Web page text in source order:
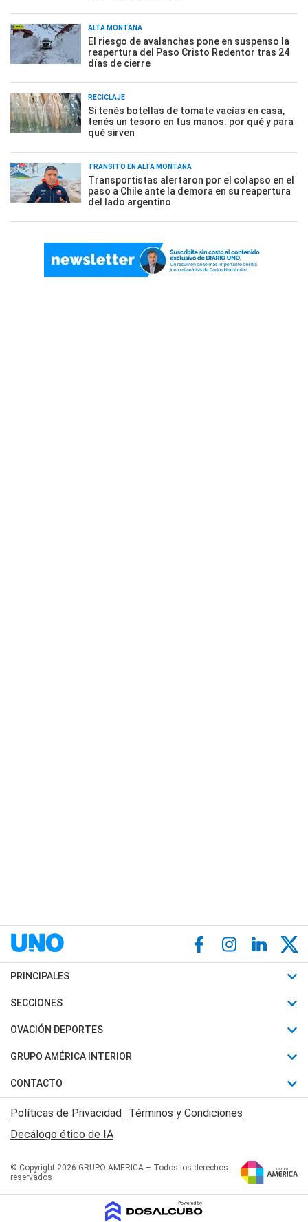
ALTA MONTAÑA
El riesgo de avalanchas pone en suspenso la
reapertura del Paso Cristo Redentor tras 24
días de cierre
RECICLAJE
Si tenés botellas de tomate vacías en casa,
tenés un tesoro en tus manos: por qué y para
qué sirven
TRÁNSITO EN ALTA MONTAÑA
Transportistas alertaron por el colapso en el
paso a Chile ante la demora en su reapertura
del lado argentino
PRINCIPALES
Últimas Noticias
Política
Judiciales
Economia
SECCIONES
Horóscopo
Motores
Trucos caseros
Series y Películas
Edictos y Solicitadas
OVACIÓN DEPORTES
Fútbol
Mundial
Automovilismo
Rugby
Básquet
GRUPO AMÉRICA INTERIOR
Canal 7 en Vivo
San Juan 8
CONTACTO
Acerca de Nosotros
Contactanos
Políticas de Privacidad Términos y Condiciones
Decálogo ético de IA
© Copyright 2026 GRUPO AMERICA – Todos los derechos
reservados